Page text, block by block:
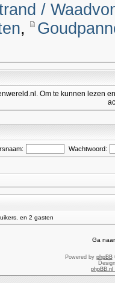
/
,
Om te kunnen lezen
Wachtwoord:
en 2 gasten
Ga
Powered by phpBB
phpBB.nl